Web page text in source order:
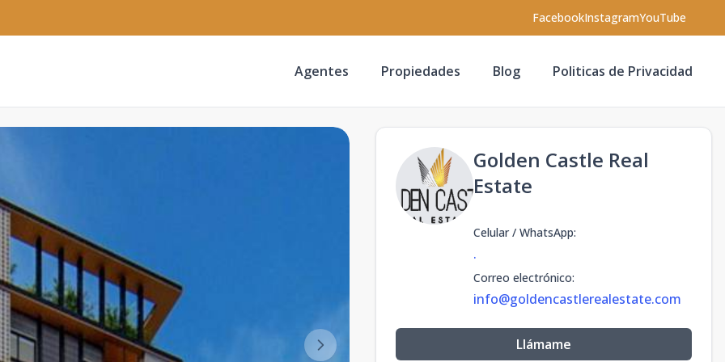
FacebookInstagramYouTube
Agentes Propiedades Blog Politicas de Privacidad
Golden Castle Real
Estate
Celular / WhatsApp:
.
Correo electrónico:
info@goldencastlerealestate.com
Llámame